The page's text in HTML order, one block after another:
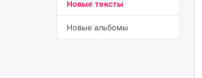
Новые тексты
Новые альбомы